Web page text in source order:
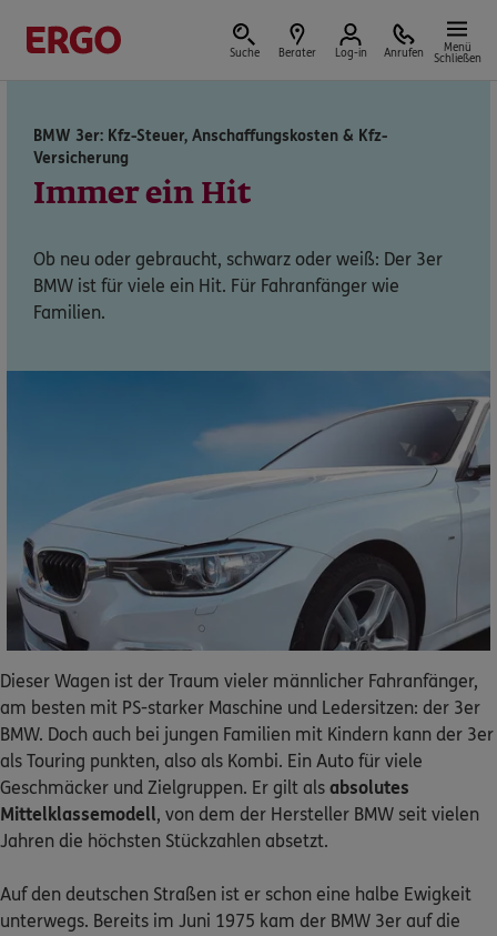
Suche Berater Log-in Anrufen
Menü
Schließen
Versicherungen & Finanzen
Reform der privaten Altersvorsorge
Nicht sicher, was Sie benötigen?
Dann lassen Sie sich helfen.
Service
Meine Versicherungen
Sehen Sie auf einen Blick Ihre Versicherungen bei ERGO,
dem ERGO Rechtsschutz und der DKV.
Zum Kundenportal
BMW 3er: Kfz-Steuer, Anschaffungskosten & Kfz-
Versicherung
Immer ein Hit
Ob neu oder gebraucht, schwarz oder weiß: Der 3er
BMW ist für viele ein Hit. Für Fahranfänger wie
Familien.
Dieser Wagen ist der Traum vieler männlicher Fahranfänger,
am besten mit PS-starker Maschine und Ledersitzen: der 3er
BMW. Doch auch bei jungen Familien mit Kindern kann der 3er
als Touring punkten, also als Kombi. Ein Auto für viele
Geschmäcker und Zielgruppen. Er gilt als absolutes
Mittelklassemodell, von dem der Hersteller BMW seit vielen
Jahren die höchsten Stückzahlen absetzt.
Auf den deutschen Straßen ist er schon eine halbe Ewigkeit
unterwegs. Bereits im Juni 1975 kam der BMW 3er auf die